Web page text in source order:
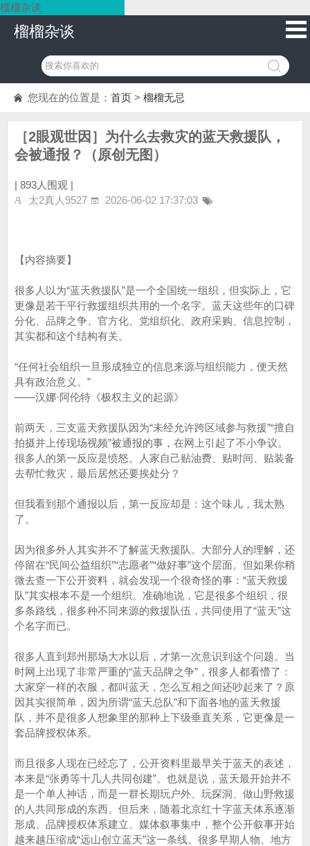
榴榴杂谈
榴榴杂谈
您现在的位置是： 首页 > 榴榴无忌
［2眼观世因］为什么去救灾的蓝天救援队，
会被通报？（原创无图）
| 893人围观 |
太2真人9527
2026-06-02 17:37:03
【内容摘要】
很多人以为“蓝天救援队”是一个全国统一组织，但实际上，它
更像是若干平行救援组织共用的一个名字。蓝天这些年的口碑
分化、品牌之争、官方化、党组织化、政府采购、信息控制，
其实都和这个结构有关。
“任何社会组织一旦形成独立的信息来源与组织能力，便天然
具有政治意义。”
——汉娜·阿伦特《极权主义的起源》
前两天，三支蓝天救援队因为“未经允许跨区域参与救援”“擅自
拍摄并上传现场视频”被通报的事，在网上引起了不小争议。
很多人的第一反应是愤怒。人家自己贴油费、贴时间、贴装备
去帮忙救灾，最后居然还要挨处分？
但我看到那个通报以后，第一反应却是：这个味儿，我太熟
了。
因为很多外人其实并不了解蓝天救援队。大部分人的理解，还
停留在“民间公益组织”“志愿者”“做好事”这个层面。但如果你稍
微去查一下公开资料，就会发现一个很奇怪的事：“蓝天救援
队”其实根本不是一个组织。准确地说，它是很多个组织，很
多条路线，很多种不同来源的救援队伍，共同使用了“蓝天”这
个名字而已。
很多人直到郑州那场大水以后，才第一次意识到这个问题。当
时网上出现了非常严重的“蓝天品牌之争”，很多人都看懵了：
大家穿一样的衣服，都叫蓝天，怎么互相之间还吵起来了？原
因其实很简单，因为所谓“蓝天总队”和下面各地的蓝天救援
队，并不是很多人想象里的那种上下级垂直关系，它更像是一
套品牌授权体系。
而且很多人现在已经忘了，公开资料里最早关于蓝天的表述，
本来是“张勇等十几人共同创建”。也就是说，蓝天最开始并不
是一个单人神话，而是一群长期玩户外、玩探洞、做山野救援
的人共同形成的东西。但后来，随着北京红十字蓝天体系逐渐
形成、品牌授权体系建立、媒体叙事集中，整个公开叙事开始
越来越压缩成“远山创立蓝天”这一条线。很多早期人物、地方